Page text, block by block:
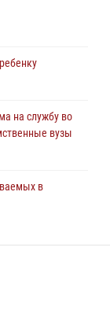
в сбыте
на службу во
вузы
в